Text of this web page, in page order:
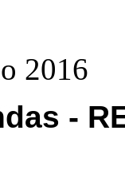
2016
-